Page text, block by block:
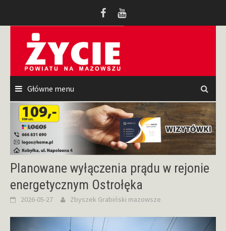
Główne menu
Planowane wyłączenia prądu w rejonie
energetycznym Ostrołęka
2026-05-27 Zbyszek Grabiński mazowsze